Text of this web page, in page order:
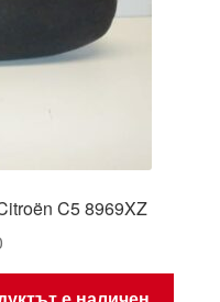
C5 8969XZ